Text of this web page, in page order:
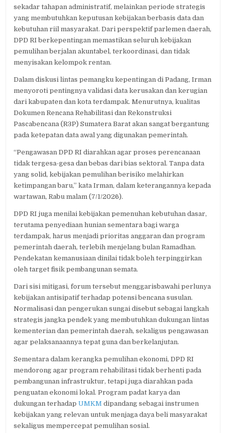
sekadar tahapan administratif, melainkan periode strategis
yang membutuhkan keputusan kebijakan berbasis data dan
kebutuhan riil masyarakat. Dari perspektif parlemen daerah,
DPD RI berkepentingan memastikan seluruh kebijakan
pemulihan berjalan akuntabel, terkoordinasi, dan tidak
menyisakan kelompok rentan.
Dalam diskusi lintas pemangku kepentingan di Padang, Irman
menyoroti pentingnya validasi data kerusakan dan kerugian
dari kabupaten dan kota terdampak. Menurutnya, kualitas
Dokumen Rencana Rehabilitasi dan Rekonstruksi
Pascabencana (R3P) Sumatera Barat akan sangat bergantung
pada ketepatan data awal yang digunakan pemerintah.
“Pengawasan DPD RI diarahkan agar proses perencanaan
tidak tergesa-gesa dan bebas dari bias sektoral. Tanpa data
yang solid, kebijakan pemulihan berisiko melahirkan
ketimpangan baru,” kata Irman, dalam keterangannya kepada
wartawan, Rabu malam (7/1/2026).
DPD RI juga menilai kebijakan pemenuhan kebutuhan dasar,
terutama penyediaan hunian sementara bagi warga
terdampak, harus menjadi prioritas anggaran dan program
pemerintah daerah, terlebih menjelang bulan Ramadhan.
Pendekatan kemanusiaan dinilai tidak boleh terpinggirkan
oleh target fisik pembangunan semata.
Dari sisi mitigasi, forum tersebut menggarisbawahi perlunya
kebijakan antisipatif terhadap potensi bencana susulan.
Normalisasi dan pengerukan sungai disebut sebagai langkah
strategis jangka pendek yang membutuhkan dukungan lintas
kementerian dan pemerintah daerah, sekaligus pengawasan
agar pelaksanaannya tepat guna dan berkelanjutan.
Sementara dalam kerangka pemulihan ekonomi, DPD RI
mendorong agar program rehabilitasi tidak berhenti pada
pembangunan infrastruktur, tetapi juga diarahkan pada
penguatan ekonomi lokal. Program padat karya dan
dukungan terhadapUMKM dipandang sebagai instrumen
kebijakan yang relevan untuk menjaga daya beli masyarakat
sekaligus mempercepat pemulihan sosial.